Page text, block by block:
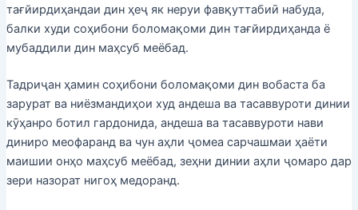
тағйирдиҳандаи дин ҳеҷ як неруи фавқуттабиӣ набуда,
балки худи соҳибони боломақоми дин тағйирдиҳанда ё
мубаддили дин маҳсуб меёбад.
Тадриҷан ҳамин соҳибони боломақоми дин вобаста ба
зарурат ва ниёзмандиҳои худ андеша ва тасаввуроти динии
кӯҳанро ботил гардонида, андеша ва тасаввуроти нави
диниро меофаранд ва чун аҳли ҷомеа сарчашмаи ҳаёти
маишии онҳо маҳсуб меёбад, зеҳни динии аҳли ҷомаро дар
зери назорат нигоҳ медоранд.